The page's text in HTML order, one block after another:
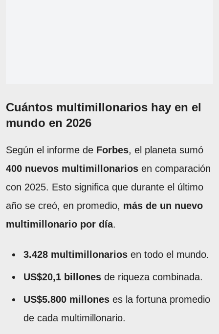
Cuántos multimillonarios hay en el
mundo en 2026
Según el informe de Forbes, el planeta sumó
400 nuevos multimillonarios en comparación
con 2025. Esto significa que durante el último
año se creó, en promedio, más de un nuevo
multimillonario por día.
3.428 multimillonarios en todo el mundo.
US$20,1 billones de riqueza combinada.
US$5.800 millones es la fortuna promedio
de cada multimillonario.